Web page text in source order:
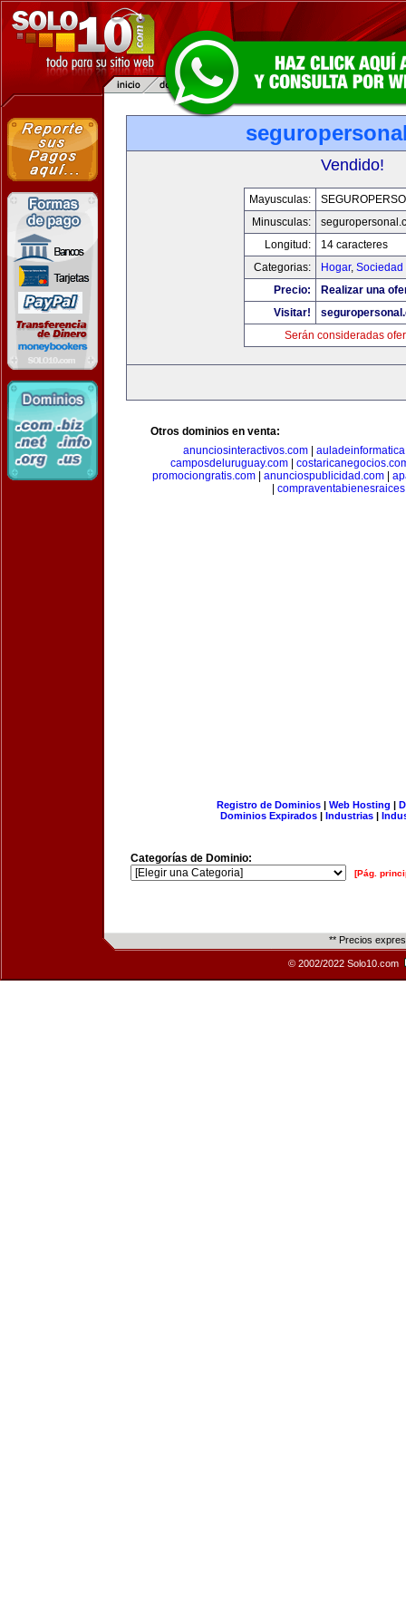
Vendido!
Mayusculas:
Minusculas:
Longitud:
14 caracteres
Categorias:
Hogar, Sociedad
Precio:
Realizar una
Visitar!
Serán consideradas
Otros dominios en venta:
anunciosinteractivos.com|
camposdeluruguay.com|
promociongratis.com
anunciospublicidad.com
Registro de Dominios| Web Hosting |
Dominios Expirados | Industrias |
Categorías de Dominio:
[Pág.
** Precios
© 2002/2022 Solo10.com